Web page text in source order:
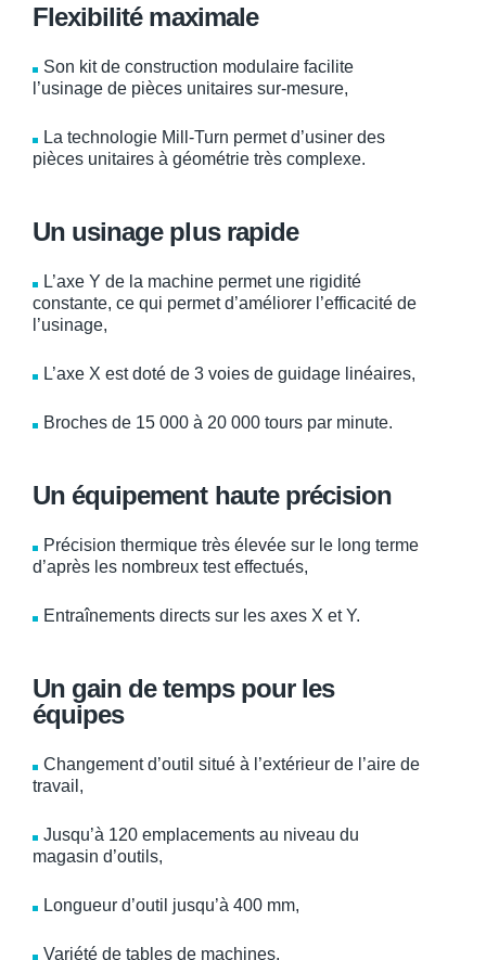
Flexibilité maximale
Son kit de construction modulaire facilite
l’usinage de pièces unitaires sur-mesure,
La technologie Mill-Turn permet d’usiner des
pièces unitaires à géométrie très complexe.
Un usinage plus rapide
L’axe Y de la machine permet une rigidité
constante, ce qui permet d’améliorer l’efficacité de
l’usinage,
L’axe X est doté de 3 voies de guidage linéaires,
Broches de 15 000 à 20 000 tours par minute.
Un équipement haute précision
Précision thermique très élevée sur le long terme
d’après les nombreux test effectués,
Entraînements directs sur les axes X et Y.
Un gain de temps pour les
équipes
Changement d’outil situé à l’extérieur de l’aire de
travail,
Jusqu’à 120 emplacements au niveau du
magasin d’outils,
Longueur d’outil jusqu’à 400 mm,
Variété de tables de machines,